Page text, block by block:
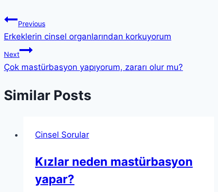
Previous
Erkeklerin cinsel organlarından korkuyorum
Next
Çok mastürbasyon yapıyorum, zararı olur mu?
Similar Posts
Cinsel Sorular
Kızlar neden mastürbasyon
yapar?